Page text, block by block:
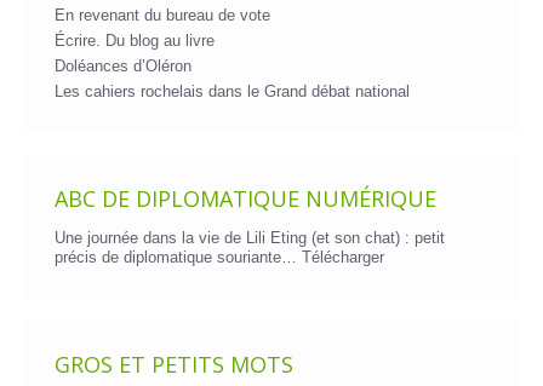
En revenant du bureau de vote
Écrire. Du blog au livre
Doléances d’Oléron
Les cahiers rochelais dans le Grand débat national
ABC DE DIPLOMATIQUE NUMÉRIQUE
Une journée dans la vie de Lili Eting (et son chat) : petit
précis de diplomatique souriante… Télécharger
GROS ET PETITS MOTS